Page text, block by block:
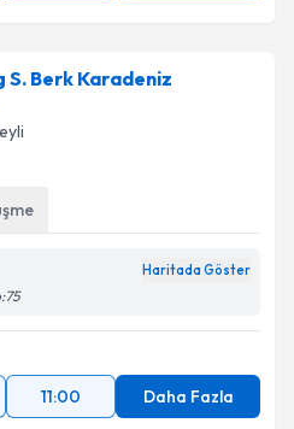
S. Berk Karadeniz
Haritada Göster
11:00 Daha Fazla